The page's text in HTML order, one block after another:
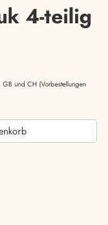
4-teilig
GB und CH (Vorbestellungen